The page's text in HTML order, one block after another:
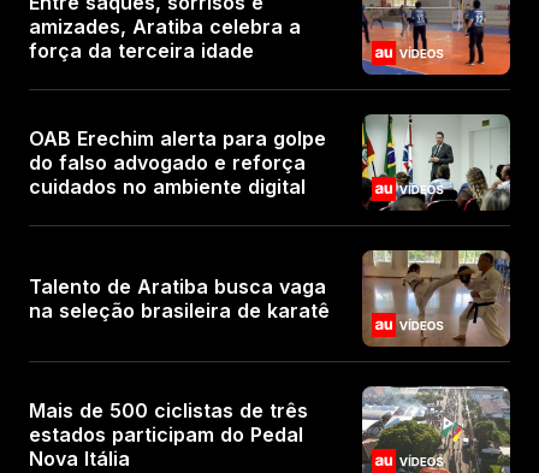
amizades, Aratiba celebra a
força da terceira idade
OAB Erechim alerta para golpe
do falso advogado e reforça
cuidados no ambiente digital
Talento de Aratiba busca vaga
na seleção brasileira de karatê
Mais de 500 ciclistas de três
estados participam do Pedal
Nova Itália